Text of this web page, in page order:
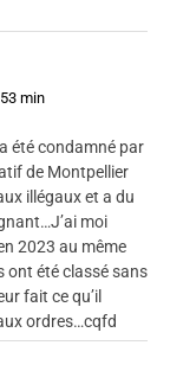
min
été condamné par
de Montpellier
illégaux et a du
moi
2023 au même
ont été classé sans
fait ce qu’il
ordres…cqfd